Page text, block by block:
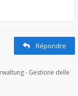
Répondre
- Gestione delle